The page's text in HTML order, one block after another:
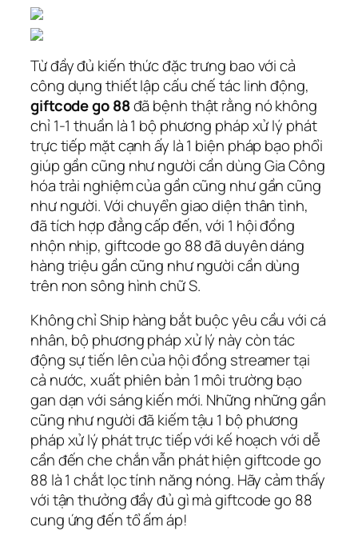
Từ đầy đủ kiến thức đặc trưng bao với cả
công dụng thiết lập cấu chế tác linh động,
giftcode go 88đã bệnh thật rằng nó không
chỉ 1-1 thuần là 1 bộ phương pháp xử lý phát
trực tiếp mặt cạnh ấy là 1 biện pháp bạo phổi
giúp gần cũng như người cần dùng Gia Công
hóa trải nghiệm của gần cũng như gần cũng
như người. Với chuyển giao diện thân tình,
đã tích hợp đẳng cấp đến, với 1 hội đồng
nhộn nhịp, giftcode go 88 đã duyên dáng
hàng triệu gần cũng như người cần dùng
trên non sông hình chữ S.
Không chỉ Ship hàng bắt buộc yêu cầu với cá
nhân, bộ phương pháp xử lý này còn tác
động sự tiến lên của hội đồng streamer tại
cả nước, xuất phiên bản 1 môi trường bạo
gan dạn với sáng kiến mới. Những những gần
cũng như người đã kiếm tậu 1 bộ phương
pháp xử lý phát trực tiếp với kế hoạch với dễ
cần đến che chắn vẫn phát hiện giftcode go
88 là 1 chắt lọc tính năng nóng. Hãy cảm thấy
với tận thưởng đầy đủ gì mà giftcode go 88
cung ứng đến tổ ấm áp!